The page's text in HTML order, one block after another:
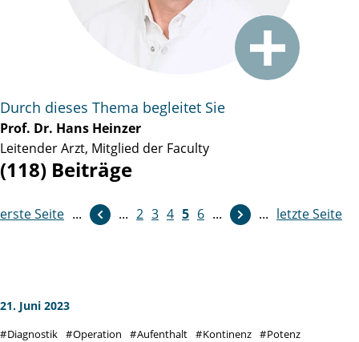
Durch dieses Thema begleitet Sie
Prof. Dr. Hans Heinzer
Leitender Arzt, Mitglied der Faculty
(118) Beiträge
erste Seite ... ... 2 3 4 5 6 ...
weiter ... letzte Seite
21. Juni 2023
Diagnostik Operation Aufenthalt Kontinenz
Potenz